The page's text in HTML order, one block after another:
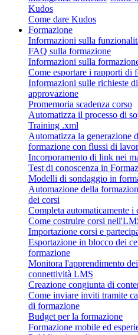
Kudos
Come dare Kudos
Formazione
Informazioni sulla
FAQ sulla formazione
Informazioni sulla
Come esportare i rapporti di
Informazioni sulle richieste
approvazione
Promemoria scadenza corso
Automatizza il processo di
Training .xml
Automatizza la generazione
formazione con flussi di
Incorporamento di link nei
Test di conoscenza in
Modelli di sondaggio in
Automazione della
dei corsi
Completa automaticamente i
Come costruire corsi
Importazione corsi e
Esportazione in blocco dei
formazione
Monitora l'apprendimento
connettività LMS
Creazione congiunta di
Come inviare inviti tramite
di formazione
Budget per la formazione
Formazione mobile ed